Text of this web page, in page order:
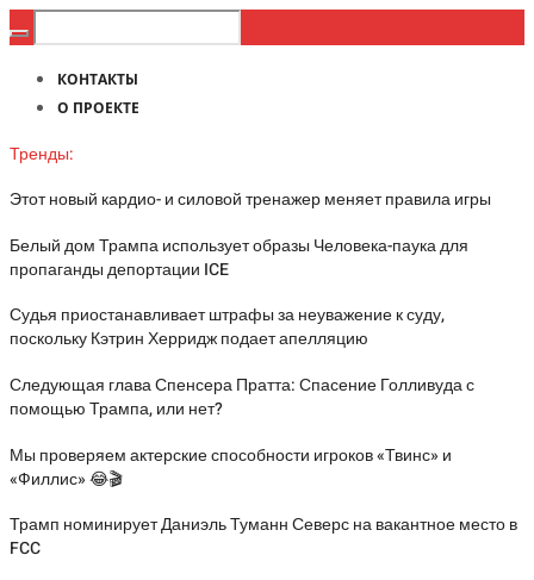
КОНТАКТЫ
О ПРОЕКТЕ
Тренды:
Этот новый кардио- и силовой тренажер меняет правила игры
Белый дом Трампа использует образы Человека-паука для
пропаганды депортации ICE
Судья приостанавливает штрафы за неуважение к суду,
поскольку Кэтрин Херридж подает апелляцию
Следующая глава Спенсера Пратта: Спасение Голливуда с
помощью Трампа, или нет?
Мы проверяем актерские способности игроков «Твинс» и
«Филлис» 😂🎬
Трамп номинирует Даниэль Туманн Северс на вакантное место в
FCC